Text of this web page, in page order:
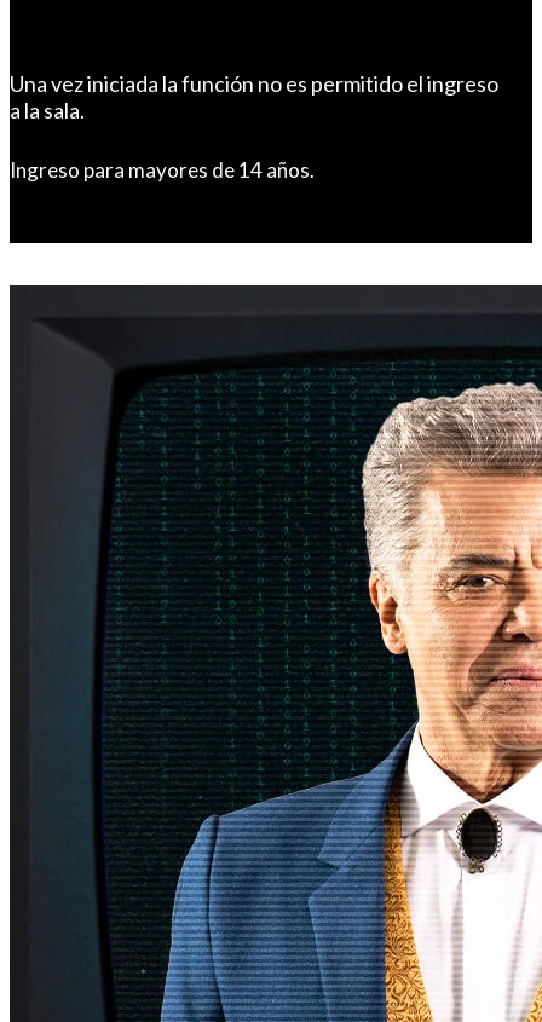
Una vez iniciada la función no es permitido el ingreso
a la sala.
Ingreso para mayores de 14 años.